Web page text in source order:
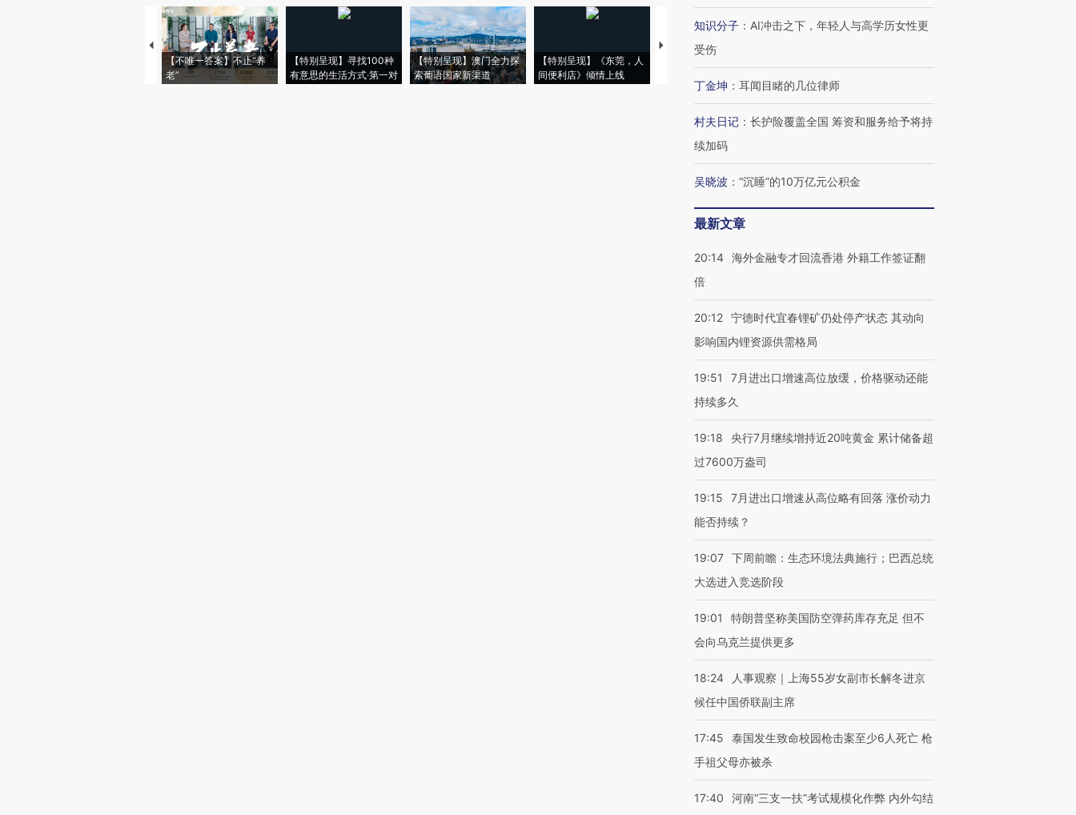
【不唯一答案】不止“养
老”
【特别呈现】寻找100种
有意思的生活方式·第一对
【特别呈现】澳门全力探
索葡语国家新渠道
【特别呈现】《东莞，人
间便利店》倾情上线
【推广】走进第四届链博
知识分子 ： AI冲击之下，年轻人与高学历女性更
受伤
丁金坤 ： 耳闻目睹的几位律师
村夫日记 ： 长护险覆盖全国 筹资和服务给予将持
续加码
吴晓波 ： “沉睡”的10万亿元公积金
最新文章
20:14 海外金融专才回流香港 外籍工作签证翻
倍
20:12 宁德时代宜春锂矿仍处停产状态 其动向
影响国内锂资源供需格局
19:51
7月进出口增速高位放缓，价格驱动还能
持续多久
19:18
央行7月继续增持近20吨黄金 累计储备超
过7600万盎司
19:15
7月进出口增速从高位略有回落 涨价动力
能否持续？
19:07 下周前瞻：生态环境法典施行；巴西总统
大选进入竞选阶段
19:01
特朗普坚称美国防空弹药库存充足 但不
会向乌克兰提供更多
18:24
人事观察｜上海55岁女副市长解冬进京
候任中国侨联副主席
17:45
泰国发生致命校园枪击案至少6人死亡 枪
手祖父母亦被杀
17:40 河南“三支一扶”考试规模化作弊 内外勾结